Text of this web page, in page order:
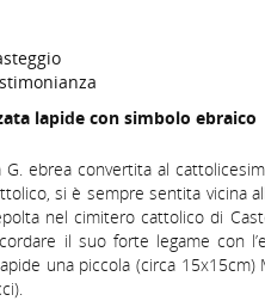
lapide con simbolo ebraico
G. ebrea convertita al
si è sempre sentita vicina
nel cimitero cattolico di
il suo forte legame con
una piccola (circa